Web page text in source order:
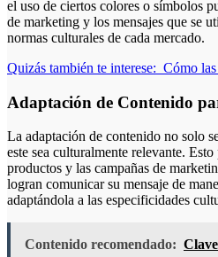
el uso de ciertos colores o símbolos
de marketing y los mensajes que se
normas culturales de cada mercado.
Quizás también te interese: Cómo
Adaptación de Contenido
La adaptación de contenido no solo
este sea culturalmente relevante.
productos y las campañas de
logran comunicar su mensaje de
adaptándola a las especificidades
Contenido recomendado: